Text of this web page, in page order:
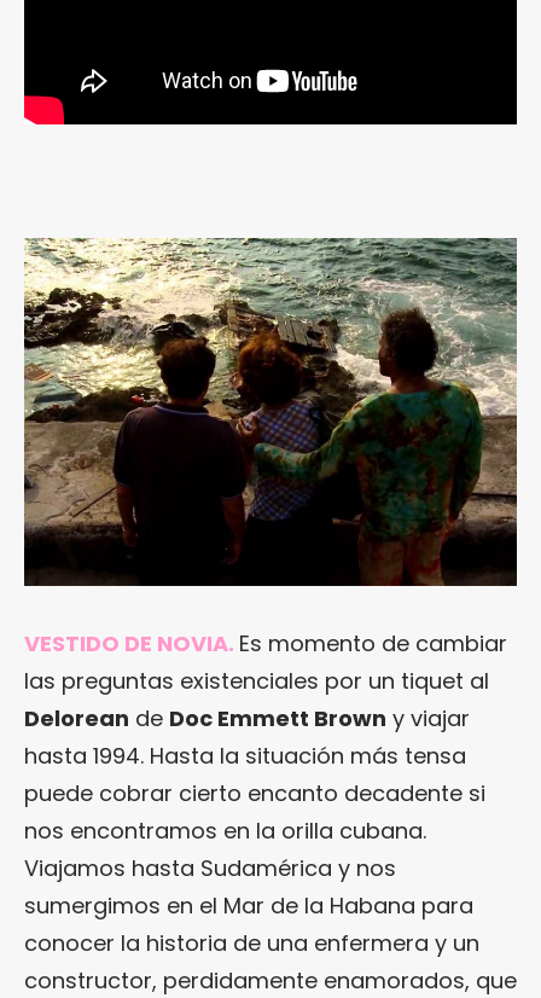
VESTIDO DE NOVIA. Es momento de cambiar
las preguntas existenciales por un tiquet al
Delorean de Doc Emmett Brown y viajar
hasta 1994. Hasta la situación más tensa
puede cobrar cierto encanto decadente si
nos encontramos en la orilla cubana.
Viajamos hasta Sudamérica y nos
sumergimos en el Mar de la Habana para
conocer la historia de una enfermera y un
constructor, perdidamente enamorados, que